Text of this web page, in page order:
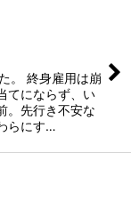
。 終身雇用は崩
てにならず、い
。先行き不安な
らにす…